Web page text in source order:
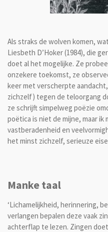
Als straks de wolven komen,
Liesbeth D’Hoker (1984), die
doet al het mogelijke. Ze
onzekere toekomst, ze
keer met verscherpte
zichzelf) tegen de teloorgang
ze schrijft simpelweg poëzie
poëtica is niet de mijne, maar ik
vastberadenheid en
het minst zichzelf, serieuze
Manke taal
‘Lichamelijkheid, herinnering,
verlangen bepalen deze vaak
achterflap te lezen. Zingen